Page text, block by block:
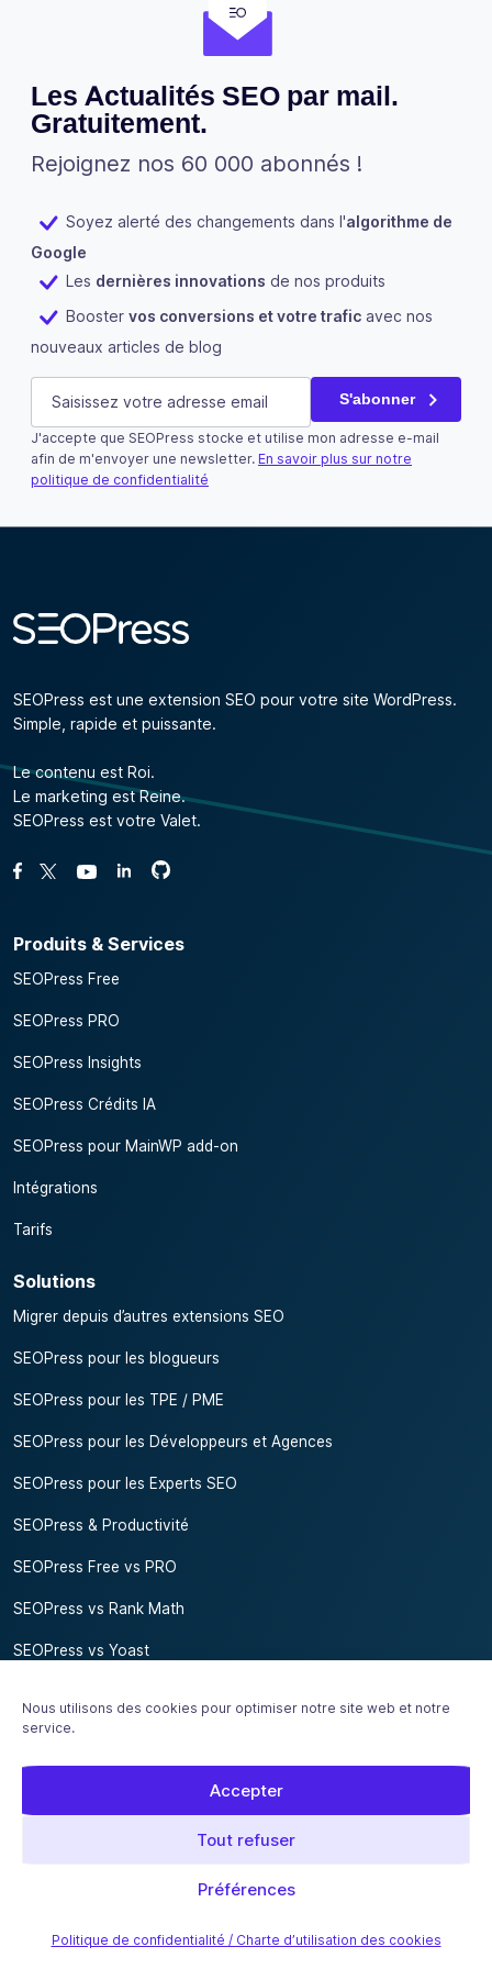
Nous utilisons des cookies pour optimiser notre site web et notre
service.
Accepter
Tout refuser
Préférences
Politique de confidentialité / Charte d’utilisation des cookies
Les Actualités SEO par mail.
Gratuitement.
Rejoignez nos 60 000 abonnés !
Soyez alerté des changements dans l'algorithme de
Google
Les dernières innovations de nos produits
Booster vos conversions et votre trafic avec nos
nouveaux articles de blog
Comments
Ce champ n’est utilisé qu’à des fins de validation et
E-mail (Nécessaire) S'abonner
J'accepte que SEOPress stocke et utilise mon adresse e-mail
afin de m'envoyer une newsletter. En savoir plus sur notre
politique de confidentialité
SEOPress est une extension SEO pour votre site WordPress.
Simple, rapide et puissante.
Le contenu est Roi.
Le marketing est Reine.
SEOPress est votre Valet.
Likez notre page Facebook
Suivez-nous sur Twitter
Nous voir sur YouTube
Forcez-nous sur GitHub
Forcez-nous sur GitHub
Produits & Services
SEOPress Free
SEOPress PRO
SEOPress Insights
SEOPress Crédits IA
SEOPress pour MainWP add-on
Intégrations
Tarifs
Solutions
Migrer depuis d’autres extensions SEO
SEOPress pour les blogueurs
SEOPress pour les TPE / PME
SEOPress pour les Développeurs et Agences
SEOPress pour les Experts SEO
SEOPress & Productivité
SEOPress Free vs PRO
SEOPress vs Rank Math
SEOPress vs Yoast
Support
Support
Hooks
SEO Ebooks
Glossaire WordPress SEO